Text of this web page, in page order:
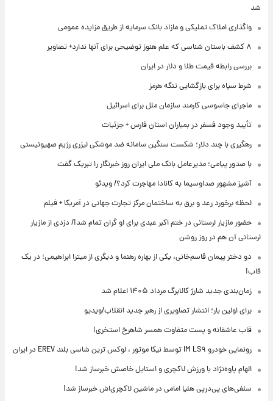
شد
واگذاری املاک تملیکی و مازاد بانک سرمایه از طریق مزایده عمومی
۸ کشف باستان شناسی که علم هنوز توضیحی برای آنها ندارد+ تصاویر
بررسی رابطه قیمت طلا و دلار در ایران
شرط سپاه برای بازگشایی تنگه هرمز
ماجرای جاسوسی کارمند سازمان ملل برای اسرائیل
تأیید وجود فسفر در بمباران استان فارس + جزئیات
رهگیری با چند دلار؛ شکست سنگین سامانه ضد موشکی لیزری رژیم صهیونیستی
با صدور پیامی؛ مدیرعامل بانک ملی ایران روز خبرنگار را تبریک گفت
آشپز مشهور صداوسیما به کانادا مهاجرت کرد؟/ ویدئو
لحظه برخورد رعد و برق به ساختمان مرکز تجارت جهانی در آمریکا + فیلم
حضور مازیار لرستانی در ختم اکبر عبدی برای او گران تمام شد!/ دزدی از مازیار
لرستانی آن هم در روز روشن
دو دختر پیمان قاسم‌خانی، یکی از بهاره رهنما و دیگری از میترا ابراهیمی؛ در یک
قاب!
زمان‌بندی جدید شارژ کالابرگ مرداد ۱۴۰۵ اعلام شد
برای اولین بار؛ انتشار تصاویری از رهبر جدید انقلاب/ویدیو
قاب عاشقانه و پست متفاوت همسر شاهرخ استخری!
رونمایی خودرو IM LS۹ توسط نیکا موتور ، لوکس ترین شاسی بلند EREV در ایران
الهام پاوه‌نژاد با ورزش لاکچری و استایل خاصش خبرساز شد!
سلفی‌های پی‌درپی هلیا امامی در ماشین لاکچری‌اش خبرساز شد!